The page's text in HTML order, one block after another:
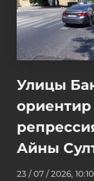
Улицы
Айны
23 / 07 / 2026, 10:10